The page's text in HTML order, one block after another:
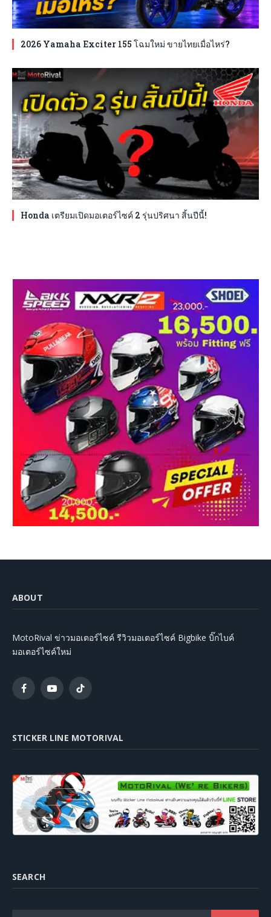
2026 Yamaha Exciter 155 โฉมใหม่ ขายไทยเมื่อไหร่?
Honda เตรียมเปิดมอเตอร์ไซค์ 2 รุ่นปริศนา สิ้นปีนี้!
ABOUT
MotoRival ข่าวมอเตอร์ไซค์ รีวิวมอเตอร์ไซค์ Bigbike บิ๊กไบค์
มอเตอร์ไซค์ใหม่
FacebookYouTubeTikTok
STICKER LINE MOTORIVAL
SEARCH